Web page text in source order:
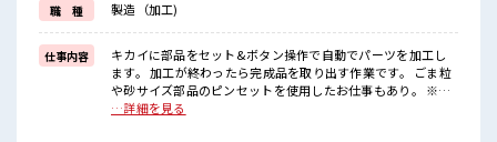
赴任時は現地までの移動交通費も規定支給！
就業先には社員食堂があるのでお昼の心配不要♪
さらに制服は無料貸与になります！
■職場の雰囲気
分からないことも聞きやすいアットホームな職場！
職 種 製造（加工)
仕事内容
キカイに部品をセット&ボタン操作で自動でパーツを加工し
ます。 加工が終わったら完成品を取り出す作業です。 ごま粒
や砂サイズ部品のピンセットを使用したお仕事もあり。 ※ク
リーンルーム作業もあり ※寮アリのお仕事！一人暮らしスタ
…詳細を見る